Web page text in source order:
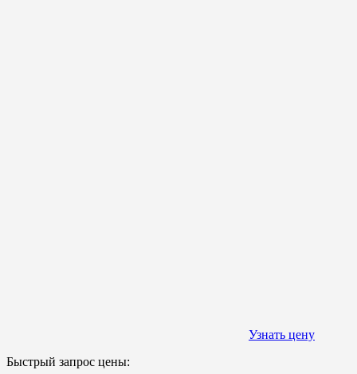
Узнать цену
Быстрый запрос цены: